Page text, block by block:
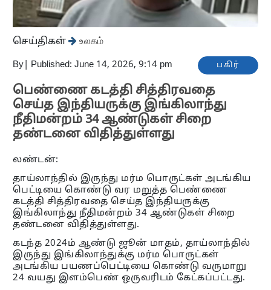
செய்திகள் உலகம்
By Published: June 14, 2026, 9:14 pm பகிர்
பெண்ணை கடத்தி சித்திரவதை
செய்த இந்தியருக்கு இங்கிலாந்து
நீதிமன்றம் 34 ஆண்டுகள் சிறை
தண்டனை விதித்துள்ளது
லண்டன்:
தாய்லாந்தில் இருந்து மர்ம பொருட்கள் அடங்கிய
பெட்டியை கொண்டு வர மறுத்த பெண்ணை
கடத்தி சித்திரவதை செய்த இந்தியருக்கு
இங்கிலாந்து நீதிமன்றம் 34 ஆண்டுகள் சிறை
தண்டனை விதித்துள்ளது.
கடந்த 2024ம் ஆண்டு ஜூன் மாதம், தாய்லாந்தில்
இருந்து இங்கிலாந்துக்கு மர்ம பொருட்கள்
அடங்கிய பயணப்பெட்டியை கொண்டு வருமாறு
24 வயது இளம்பெண் ஒருவரிடம் கேட்கப்பட்டது.